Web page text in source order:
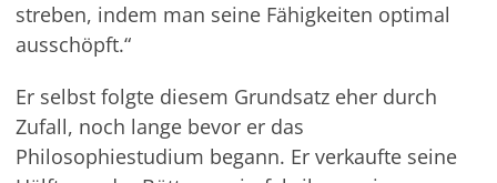
streben, indem man seine Fähigkeiten optimal
ausschöpft.“
Er selbst folgte diesem Grundsatz eher durch
Zufall, noch lange bevor er das
Philosophiestudium begann. Er verkaufte seine